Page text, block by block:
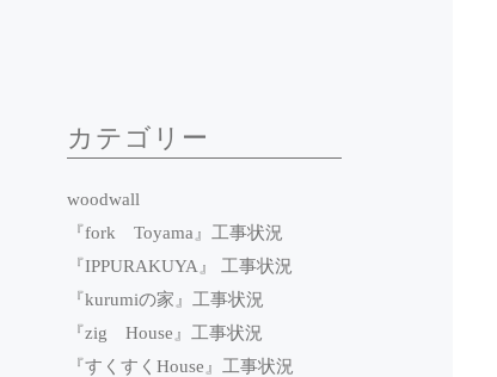
カテゴリー
woodwall
『fork Toyama』工事状況
『IPPURAKUYA』 工事状況
『kurumiの家』工事状況
『zig House』工事状況
『すくすくHouse』工事状況